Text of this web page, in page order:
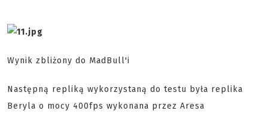
Wynik zbliżony do MadBull'i
Następną repliką wykorzystaną do testu była replika
Beryla o mocy 400fps wykonana przez Aresa